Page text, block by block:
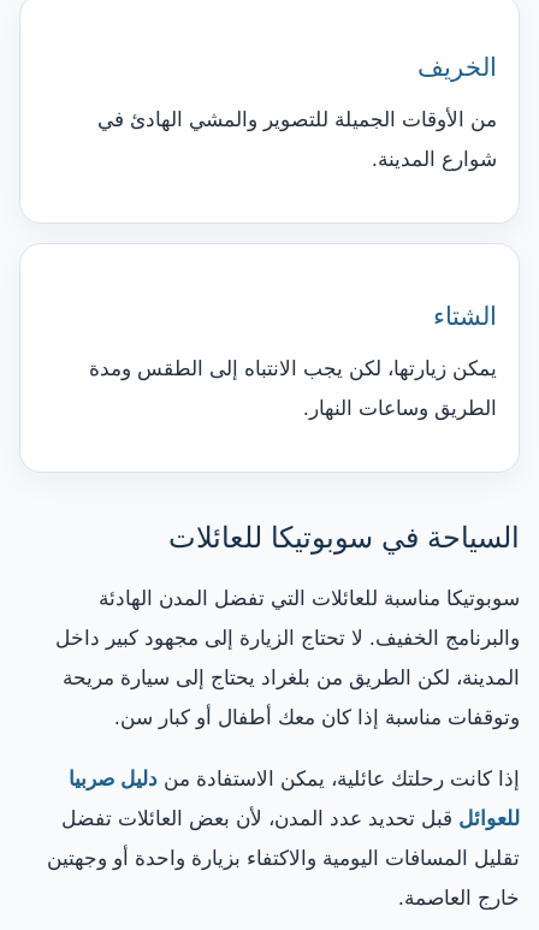
الخريف
من الأوقات الجميلة للتصوير والمشي الهادئ في
شوارع المدينة.
الشتاء
يمكن زيارتها، لكن يجب الانتباه إلى الطقس ومدة
الطريق وساعات النهار.
السياحة في سوبوتيكا للعائلات
سوبوتيكا مناسبة للعائلات التي تفضل المدن الهادئة
والبرنامج الخفيف. لا تحتاج الزيارة إلى مجهود كبير داخل
المدينة، لكن الطريق من بلغراد يحتاج إلى سيارة مريحة
وتوقفات مناسبة إذا كان معك أطفال أو كبار سن.
إذا كانت رحلتك عائلية، يمكن الاستفادة من دليل صربيا
للعوائل قبل تحديد عدد المدن، لأن بعض العائلات تفضل
تقليل المسافات اليومية والاكتفاء بزيارة واحدة أو وجهتين
خارج العاصمة.